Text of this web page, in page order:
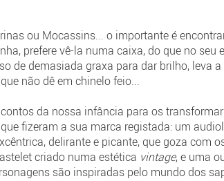
ou Mocassins... o importante é
prefere vê-la numa caixa, do que no
de demasiada graxa para dar brilho, leva
não dê em chinelo feio...
da nossa infância para os
fizeram a sua marca registada: um
delirante e picante, que goza com
criado numa estética vintage, e uma
são inspiradas pelo mundo dos